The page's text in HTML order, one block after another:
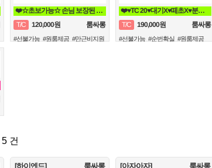
❤️☆초보가능☆ 손님 보장된 가게에서 돈 버시는데만 집중하세요!!❤️
T/C
120,000원 룸싸롱
#선불가능 #원룸제공 #만근비지원
❤️♥TC 20♥대기X♥떼초X♥분당1등♥❤️
T/C
190,000원 룸싸롱
#선불가능 #순번확실 #원룸제공
5 건
[하이엔드]
룸싸롱
[아자아자]
룸싸롱